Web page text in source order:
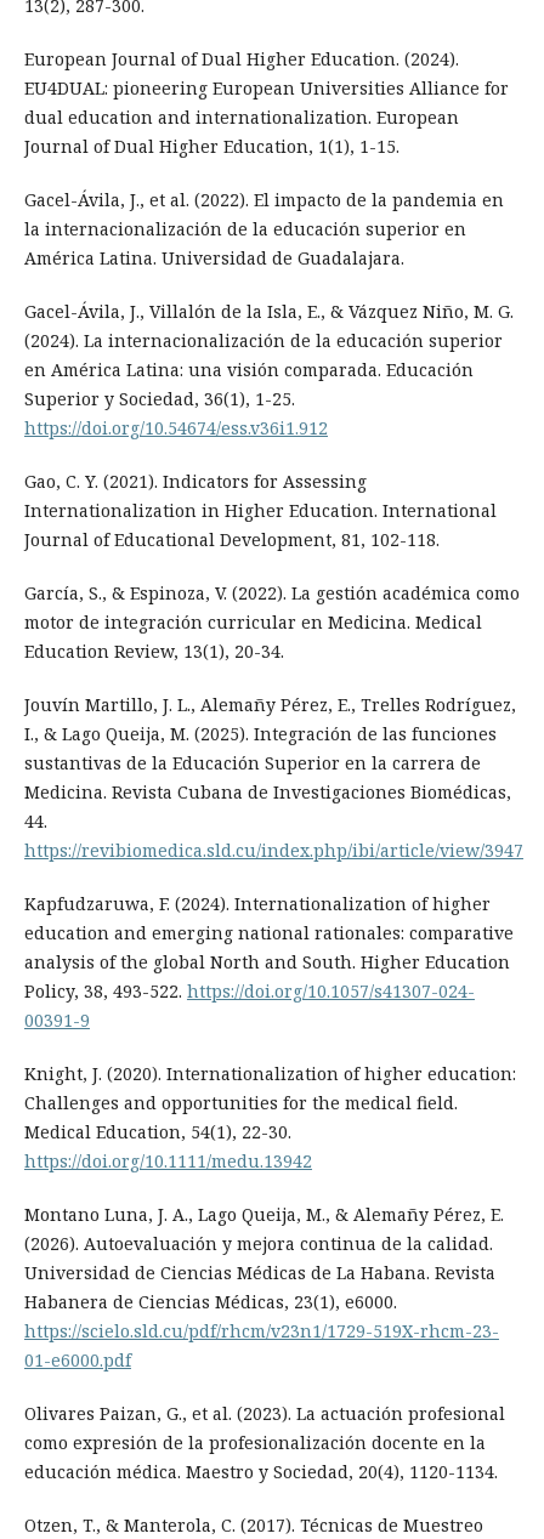
13(2), 287-300.
European Journal of Dual Higher Education. (2024).
EU4DUAL: pioneering European Universities Alliance for
dual education and internationalization. European
Journal of Dual Higher Education, 1(1), 1-15.
Gacel-Ávila, J., et al. (2022). El impacto de la pandemia en
la internacionalización de la educación superior en
América Latina. Universidad de Guadalajara.
Gacel-Ávila, J., Villalón de la Isla, E., & Vázquez Niño, M. G.
(2024). La internacionalización de la educación superior
en América Latina: una visión comparada. Educación
Superior y Sociedad, 36(1), 1-25.
https://doi.org/10.54674/ess.v36i1.912
Gao, C. Y. (2021). Indicators for Assessing
Internationalization in Higher Education. International
Journal of Educational Development, 81, 102-118.
García, S., & Espinoza, V. (2022). La gestión académica como
motor de integración curricular en Medicina. Medical
Education Review, 13(1), 20-34.
Jouvín Martillo, J. L., Alemañy Pérez, E., Trelles Rodríguez,
I., & Lago Queija, M. (2025). Integración de las funciones
sustantivas de la Educación Superior en la carrera de
Medicina. Revista Cubana de Investigaciones Biomédicas,
44.
https://revibiomedica.sld.cu/index.php/ibi/article/view/3947
Kapfudzaruwa, F. (2024). Internationalization of higher
education and emerging national rationales: comparative
analysis of the global North and South. Higher Education
Policy, 38, 493-522. https://doi.org/10.1057/s41307-024-
00391-9
Knight, J. (2020). Internationalization of higher education:
Challenges and opportunities for the medical field.
Medical Education, 54(1), 22-30.
https://doi.org/10.1111/medu.13942
Montano Luna, J. A., Lago Queija, M., & Alemañy Pérez, E.
(2026). Autoevaluación y mejora continua de la calidad.
Universidad de Ciencias Médicas de La Habana. Revista
Habanera de Ciencias Médicas, 23(1), e6000.
https://scielo.sld.cu/pdf/rhcm/v23n1/1729-519X-rhcm-23-
01-e6000.pdf
Olivares Paizan, G., et al. (2023). La actuación profesional
como expresión de la profesionalización docente en la
educación médica. Maestro y Sociedad, 20(4), 1120-1134.
Otzen, T., & Manterola, C. (2017). Técnicas de Muestreo